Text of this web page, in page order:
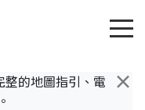
×
整的地圖指引、電